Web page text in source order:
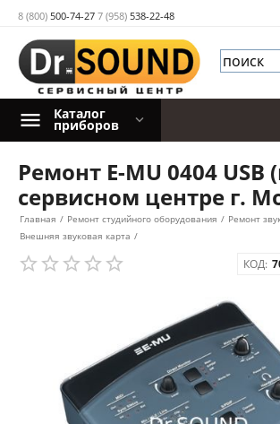
8 (800) 500-74-27 7 (958) 538-22-48
Каталог
приборов
Ремонт E-MU 0404 USB
сервисном центре г.
Главная / Ремонт студийного оборудования / Ремонт
Внешняя звуковая карта /
КОД: